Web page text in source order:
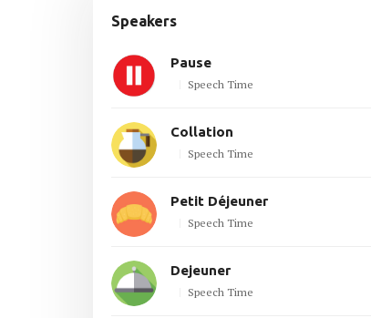
Speakers
Pause
Speech Time
Collation
Speech Time
Petit Déjeuner
Speech Time
Dejeuner
Speech Time